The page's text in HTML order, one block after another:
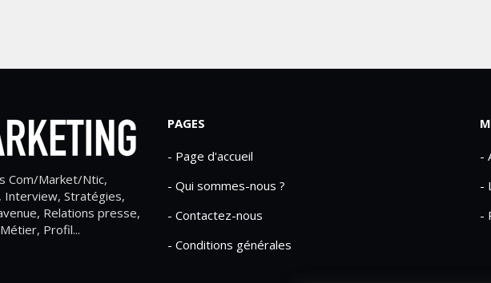
Com/Market/Ntic,
Interview, Stratégies,
Relations presse,
Profil...
PAGES
- Page d'accueil
- Qui sommes-nous ?
- Contactez-nous
- Conditions générales
-
-
-